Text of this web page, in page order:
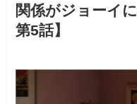
関係がジョーイ
第5話】